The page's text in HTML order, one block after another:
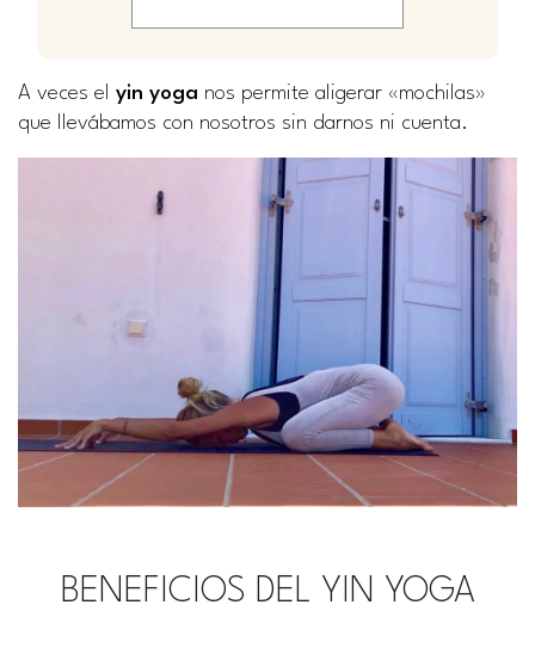
A veces el yin yoga nos permite aligerar «mochilas»
que llevábamos con nosotros sin darnos ni cuenta.
BENEFICIOS DEL YIN YOGA